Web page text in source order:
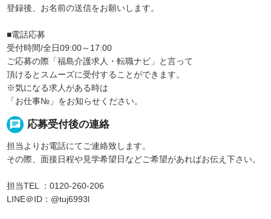
登録後、お名前の送信をお願いします。
■電話応募
受付時間/全日09:00～17:00
ご応募の際「福島介護求人・転職ナビ」と言って
頂けるとスムーズに受付することができます。
※気になる求人がある時は
「お仕事№」をお知らせください。
chat 応募受付後の連絡
担当よりお電話にてご連絡致します。
その際、面接日程や見学希望日などご希望があればお伝え下さい。
担当TEL ：0120-260-206
LINE＠ID：@tuj6993l